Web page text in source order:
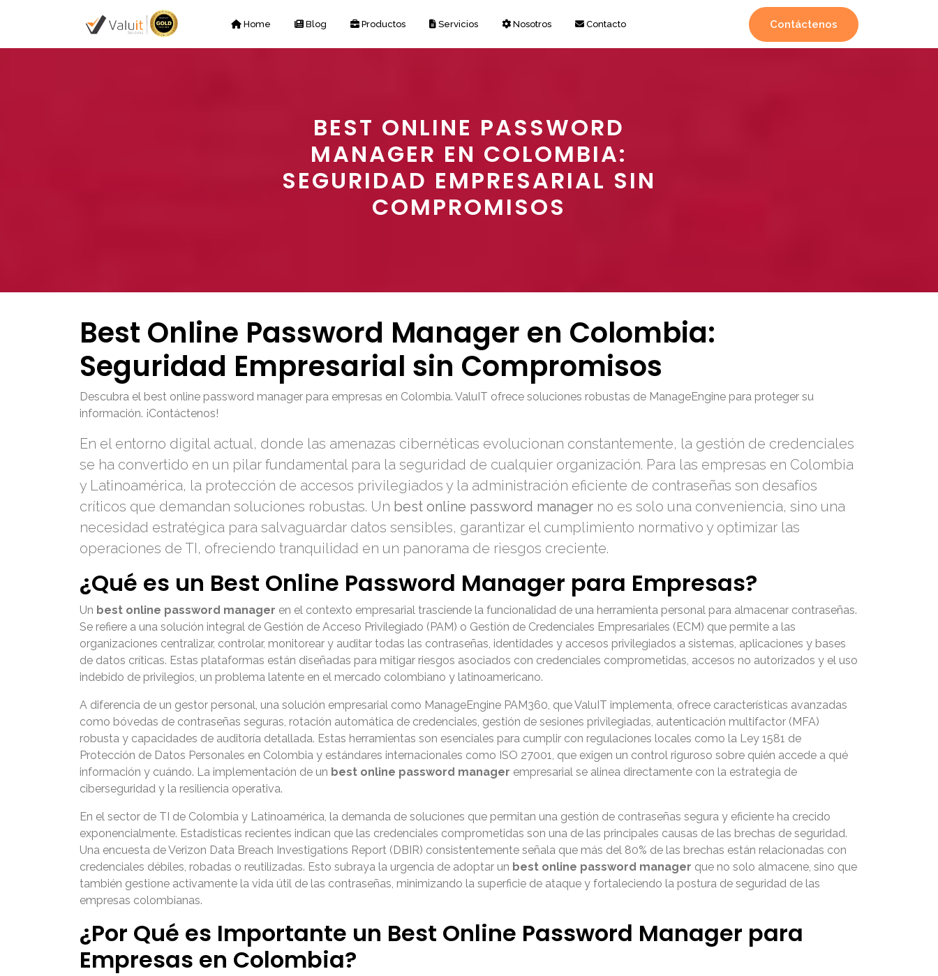
Home Blog Productos Servicios Nosotros Contacto Contáctenos
BEST ONLINE PASSWORD
MANAGER EN COLOMBIA:
SEGURIDAD EMPRESARIAL SIN
COMPROMISOS
Best Online Password Manager en Colombia:
Seguridad Empresarial sin Compromisos
Descubra el best online password manager para empresas en Colombia. ValuIT ofrece soluciones robustas de ManageEngine para proteger su
información. ¡Contáctenos!
En el entorno digital actual, donde las amenazas cibernéticas evolucionan constantemente, la gestión de credenciales
se ha convertido en un pilar fundamental para la seguridad de cualquier organización. Para las empresas en Colombia
y Latinoamérica, la protección de accesos privilegiados y la administración eficiente de contraseñas son desafíos
críticos que demandan soluciones robustas. Un best online password manager no es solo una conveniencia, sino una
necesidad estratégica para salvaguardar datos sensibles, garantizar el cumplimiento normativo y optimizar las
operaciones de TI, ofreciendo tranquilidad en un panorama de riesgos creciente.
¿Qué es un Best Online Password Manager para Empresas?
Un best online password manager en el contexto empresarial trasciende la funcionalidad de una herramienta personal para almacenar contraseñas.
Se refiere a una solución integral de Gestión de Acceso Privilegiado (PAM) o Gestión de Credenciales Empresariales (ECM) que permite a las
organizaciones centralizar, controlar, monitorear y auditar todas las contraseñas, identidades y accesos privilegiados a sistemas, aplicaciones y bases
de datos críticas. Estas plataformas están diseñadas para mitigar riesgos asociados con credenciales comprometidas, accesos no autorizados y el uso
indebido de privilegios, un problema latente en el mercado colombiano y latinoamericano.
A diferencia de un gestor personal, una solución empresarial como ManageEngine PAM360, que ValuIT implementa, ofrece características avanzadas
como bóvedas de contraseñas seguras, rotación automática de credenciales, gestión de sesiones privilegiadas, autenticación multifactor (MFA)
robusta y capacidades de auditoría detallada. Estas herramientas son esenciales para cumplir con regulaciones locales como la Ley 1581 de
Protección de Datos Personales en Colombia y estándares internacionales como ISO 27001, que exigen un control riguroso sobre quién accede a qué
información y cuándo. La implementación de un best online password manager empresarial se alinea directamente con la estrategia de
ciberseguridad y la resiliencia operativa.
En el sector de TI de Colombia y Latinoamérica, la demanda de soluciones que permitan una gestión de contraseñas segura y eficiente ha crecido
exponencialmente. Estadísticas recientes indican que las credenciales comprometidas son una de las principales causas de las brechas de seguridad.
Una encuesta de Verizon Data Breach Investigations Report (DBIR) consistentemente señala que más del 80% de las brechas están relacionadas con
credenciales débiles, robadas o reutilizadas. Esto subraya la urgencia de adoptar un best online password manager que no solo almacene, sino que
también gestione activamente la vida útil de las contraseñas, minimizando la superficie de ataque y fortaleciendo la postura de seguridad de las
empresas colombianas.
¿Por Qué es Importante un Best Online Password Manager para
Empresas en Colombia?